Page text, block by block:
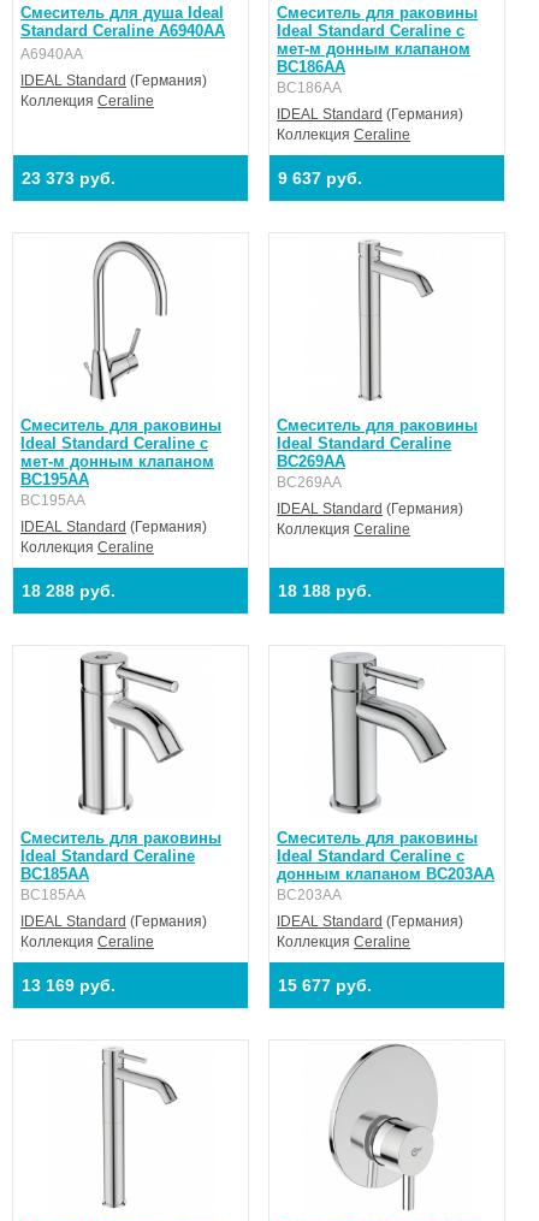
Смеситель для душа Ideal
Standard Ceraline A6940AA
A6940AA
IDEAL Standard (Германия)
Коллекция Ceraline
23 373 руб.
Смеситель для раковины
Ideal Standard Ceraline с
мет-м донным клапаном
BC186AA
BC186AA
IDEAL Standard (Германия)
КоллекцияCeraline
9 637 руб.
Смеситель для раковины
Ideal Standard Ceraline с
мет-м донным клапаном
BC195AA
BC195AA
IDEAL Standard (Германия)
Коллекция Ceraline
18 288 руб.
Смеситель для раковины
Ideal Standard Ceraline
BC269AA
BC269AA
IDEAL Standard (Германия)
КоллекцияCeraline
18 188 руб.
Смеситель для раковины
Ideal Standard Ceraline
BC185AA
BC185AA
IDEAL Standard (Германия)
Коллекция Ceraline
13 169 руб.
Смеситель для раковины
Ideal Standard Ceraline с
донным клапаном BC203AA
BC203AA
IDEAL Standard (Германия)
КоллекцияCeraline
15 677 руб.